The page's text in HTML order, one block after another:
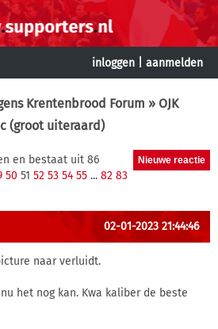
inloggen aanmelden
Krentenbrood Forum » OJK
(groot uiteraard)
en bestaat uit 86
50 51 52 53 54 55 ... 82 83
02-01-2023 21:44:46
naar verluidt.
het nog kan. Kwa kaliber de beste